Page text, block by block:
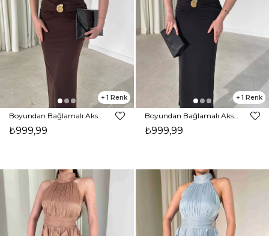
1
Boyundan Bağlamalı Aksesuarlı Midi Kahverengi Ceria Kadın Elbise 26Y213
₺999,99
1
Boyundan Bağlamalı Aksesuarlı Midi Siyah Ceria Kadın Elbise 26Y213
₺999,99